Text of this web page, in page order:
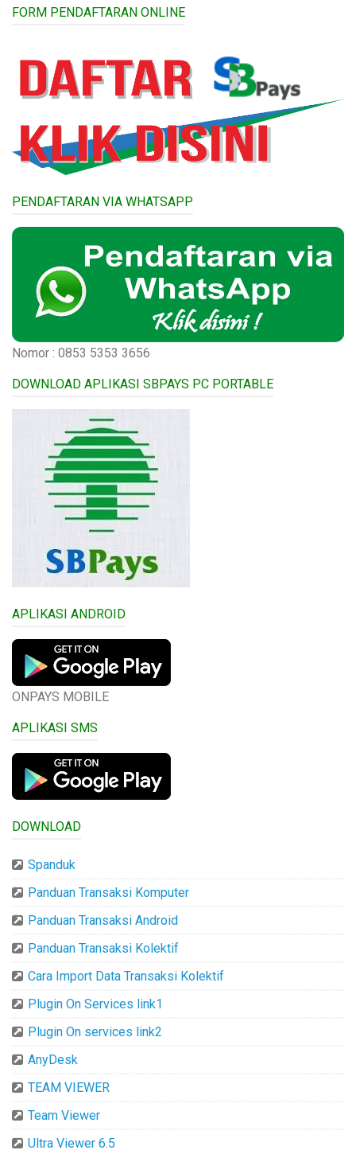
FORM PENDAFTARAN ONLINE
PENDAFTARAN VIA WHATSAPP
Nomor : 0853 5353 3656
DOWNLOAD APLIKASI SBPAYS PC PORTABLE
APLIKASI ANDROID
ONPAYS MOBILE
APLIKASI SMS
DOWNLOAD
Spanduk
Panduan Transaksi Komputer
Panduan Transaksi Android
Panduan Transaksi Kolektif
Cara Import Data Transaksi Kolektif
Plugin On Services link1
Plugin On services link2
AnyDesk
TEAM VIEWER
Team Viewer
Ultra Viewer 6.5